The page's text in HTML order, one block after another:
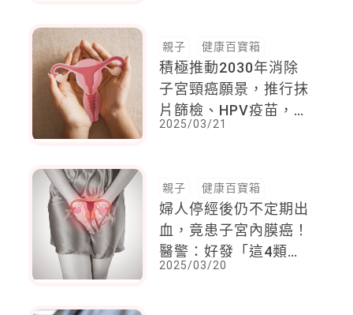
親子 健康百寶箱
積極推動2030年消除
子宮頸癌願景，推行抹
片篩檢、HPV疫苗，成
功降低子宮頸癌發生率
2025/03/21
親子 健康百寶箱
婦人停經後仍不定期出
血，竟患子宮內膜癌！
醫警：好發「這4類
人」
2025/03/20